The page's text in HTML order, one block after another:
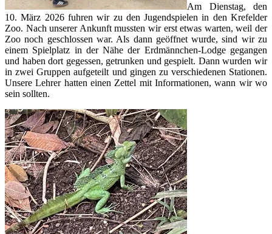
Am Dienstag, den
10. März 2026 fuhren wir zu den Jugendspielen in den Krefelder
Zoo. Nach unserer Ankunft mussten wir erst etwas warten, weil der
Zoo noch geschlossen war. Als dann geöffnet wurde, sind wir zu
einem Spielplatz in der Nähe der Erdmännchen-Lodge gegangen
und haben dort gegessen, getrunken und gespielt. Dann wurden wir
in zwei Gruppen aufgeteilt und gingen zu verschiedenen Stationen.
Unsere Lehrer hatten einen Zettel mit Informationen, wann wir wo
sein sollten.